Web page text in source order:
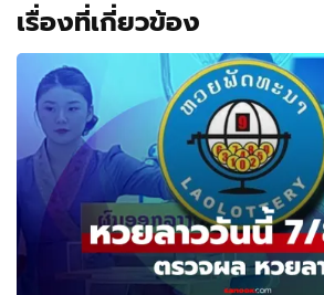
เรื่องที่เกี่ยวข้อง